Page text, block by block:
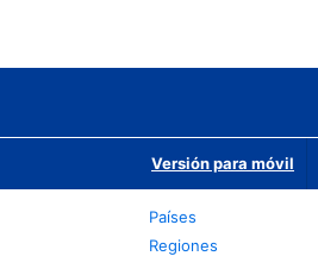
Versión para móvil
Países
Regiones